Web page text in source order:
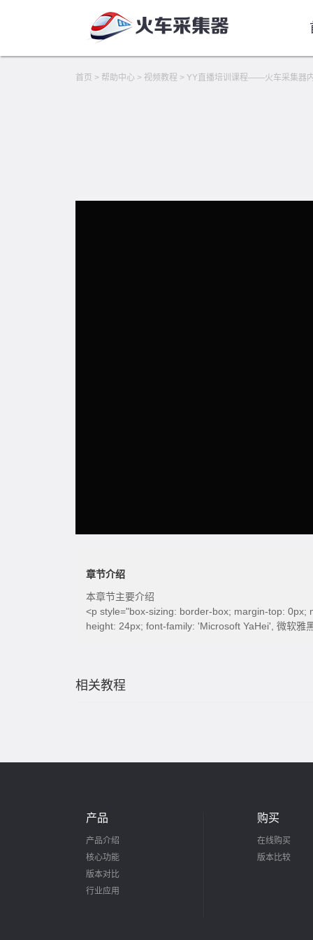
首页 > 帮助中心 > 视频教程 > YY直播培训课程——火车采集器
章节介绍
本章节主要介绍
<p style="box-sizing: border-box; margin-top:
height: 24px; font-family: 'Microsoft YaHei', 微软雅
相关教程
产品
产品介绍
核心功能
版本对比
行业应用
购买
在线购买
版本比较